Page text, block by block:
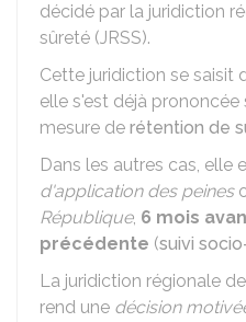
décidé par la juridiction
sûreté (JRSS).
Cette juridiction se saisit
elle s'est déjà
mesure de rétention de
Dans les autres cas, elle
d'application des peines
République, 6 mois
précédente (suivi
La juridiction régionale
rend une décision